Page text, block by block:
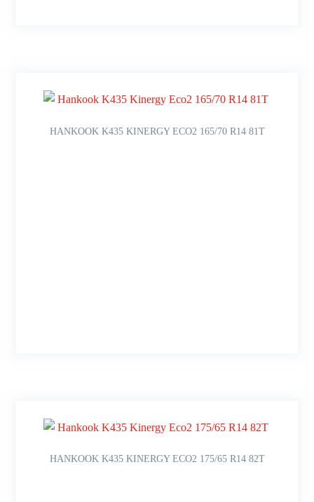
HANKOOK K435 KINERGY ECO2 165/70 R14 81T
HANKOOK K435 KINERGY ECO2 175/65 R14 82T